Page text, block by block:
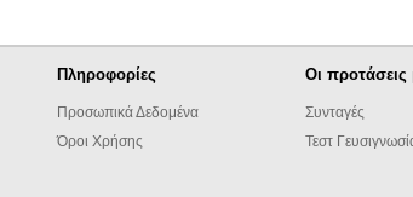
Πληροφορίες
Προσωπικά Δεδομένα
Όροι Χρήσης
Οι προτάσεις
Συνταγές
Τεστ